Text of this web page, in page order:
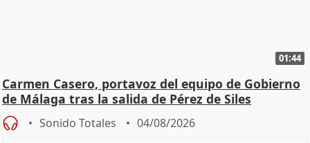
01:44
Carmen Casero, portavoz del equipo de Gobierno
de Málaga tras la salida de Pérez de Siles
Sonido Totales 04/08/2026